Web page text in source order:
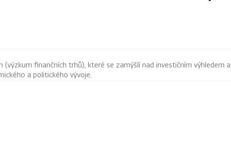
(výzkum finančních trhů), které se zamýšlí nad investičním výhledem
a politického vývoje.